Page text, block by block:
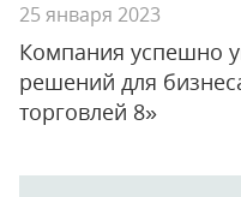
25 января 2023
Компания успешно
решений для
торговлей 8»